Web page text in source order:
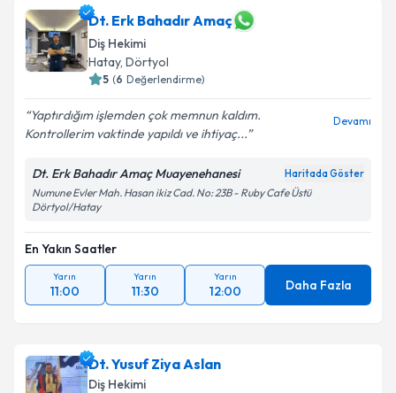
Dt. Erk Bahadır Amaç
Diş Hekimi
Hatay, Dörtyol
5 (6 Değerlendirme)
Yaptırdığım işlemden çok memnun kaldım.
Kontrollerim vaktinde yapıldı ve ihtiyaç...
Devamı
Dt. Erk Bahadır Amaç Muayenehanesi Haritada Göster
Numune Evler Mah. Hasan ikiz Cad. No: 23B - Ruby Cafe Üstü
Dörtyol/Hatay
En Yakın Saatler
Yarın
11:00
Yarın
11:30
Yarın
12:00 Daha Fazla
Dt. Yusuf Ziya Aslan
Diş Hekimi